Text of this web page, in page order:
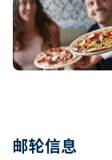
邮轮信息